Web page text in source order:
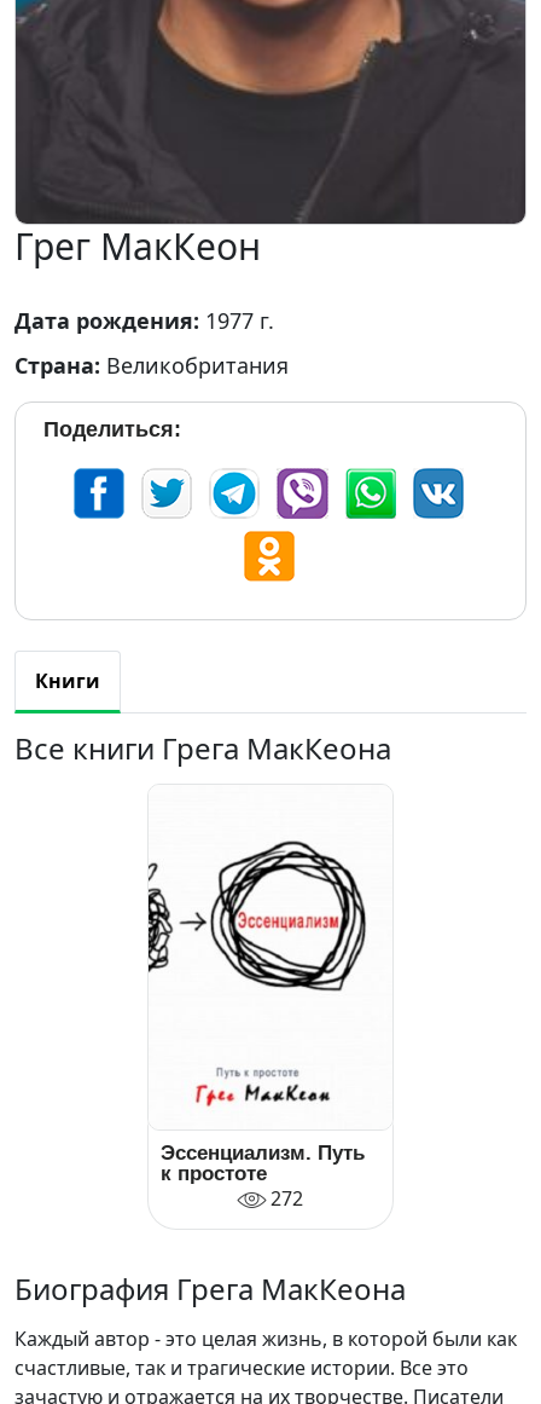
Грег МакКеон
Дата рождения: 1977 г.
Страна: Великобритания
Поделиться:
Книги
Все книги Грега МакКеона
Эссенциализм. Путь
к простоте
272
Биография Грега МакКеона
Каждый автор - это целая жизнь, в которой были как
счастливые, так и трагические истории. Все это
зачастую и отражается на их творчестве. Писатели